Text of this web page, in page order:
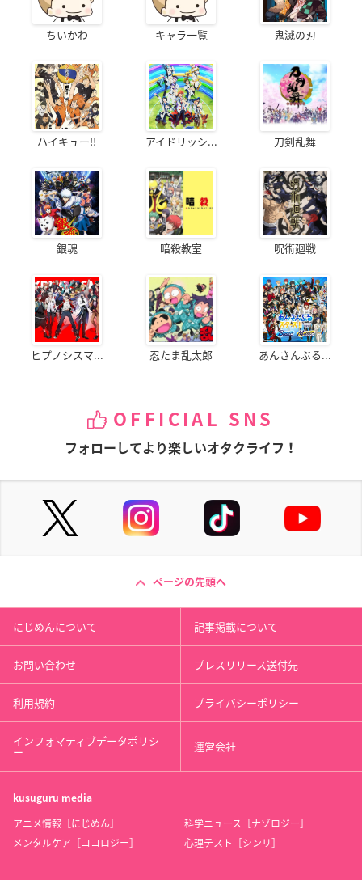
ちいかわ キャラ一覧 鬼滅の刃
ハイキュー!! アイドリッシ... 刀剣乱舞
銀魂 暗殺教室 呪術廻戦
ヒプノシスマ... 忍たま乱太郎 あんさんぶる...
OFFICIAL SNS
フォローしてより楽しいオタクライフ！
ページの先頭へ
にじめんについて 記事掲載について
お問い合わせ プレスリリース送付先
利用規約 プライバシーポリシー
インフォマティブデータポリシ
ー 運営会社
kusuguru media
アニメ情報［にじめん］
科学ニュース［ナゾロジー］
メンタルケア［ココロジー］
心理テスト［シンリ］